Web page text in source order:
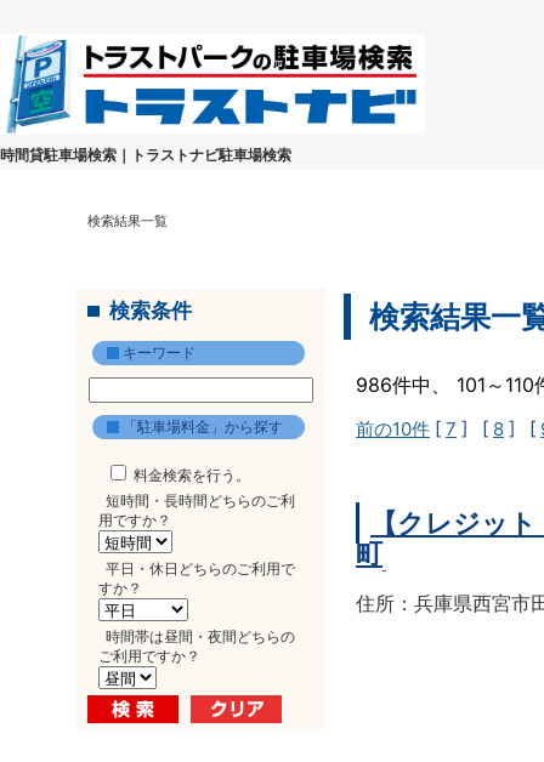
時間貸駐車場検索｜トラストナビ駐車場検索
検索結果一覧
検索条件
キーワード
「駐車場料金」から探す
料金検索を行う。
短時間・長時間どちらのご利
用ですか？
平日・休日どちらのご利用で
すか？
時間帯は昼間・夜間どちらの
ご利用ですか？
検索結果一
986件中、 101～
前の10件 [ 7 ] [ 8 ] [
【クレジッ
町
住所：兵庫県西宮市